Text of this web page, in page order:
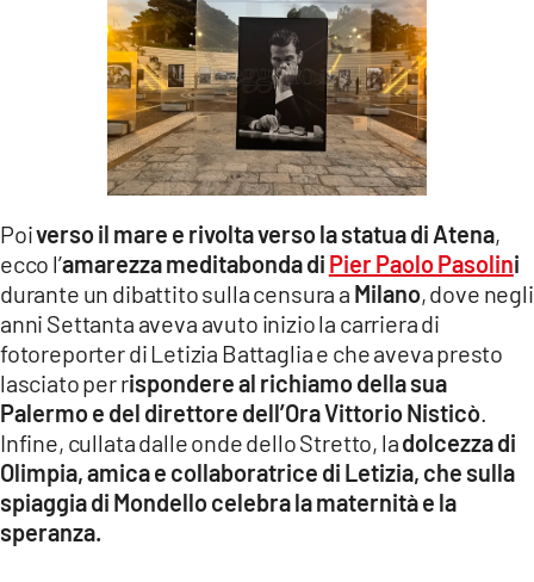
Poiverso il mare e rivolta verso la statua di Atena,
ecco l’amarezza meditabonda di Pier Paolo Pasolini
durante un dibattito sulla censura a Milano, dove negli
anni Settanta aveva avuto inizio la carriera di
fotoreporter di Letizia Battaglia e che aveva presto
lasciato per rispondere al richiamo della sua
Palermo e del direttore dell’Ora Vittorio Nisticò.
Infine, cullata dalle onde dello Stretto, ladolcezza di
Olimpia, amica e collaboratrice di Letizia, che sulla
spiaggia di Mondello celebra la maternità e la
speranza.